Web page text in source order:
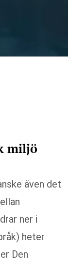
miljö
även det
ner i
heter
Den